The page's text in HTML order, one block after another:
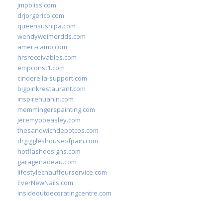
jmpbliss.com
drjorgerico.com
queensushipa.com
wendyweimerdds.com
ameri-camp.com
hrsreceivables.com
empconst1.com
cinderella-support.com
bigpinkrestaurant.com
inspirehuahin.com
memmingerspainting.com
jeremypbeasley.com
thesandwichdepotcos.com
drgiggleshouseofpain.com
hotflashdesigns.com
garagenadeau.com
lifestylechauffeurservice.com
EverNewNails.com
insideoutdecoratingcentre.com